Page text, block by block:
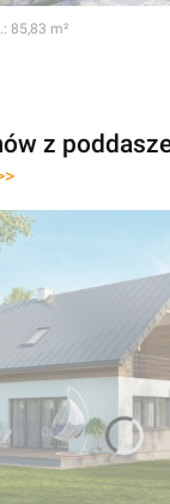
użytkowa
85,83 m²
z